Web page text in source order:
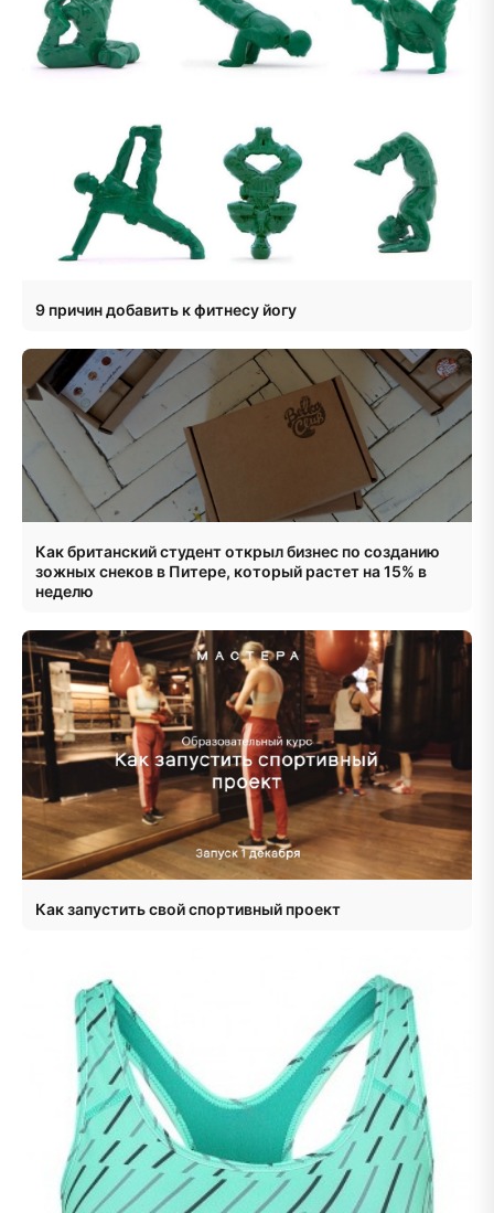
9 причин добавить к фитнесу йогу
Как британский студент открыл бизнес по созданию
зожных снеков в Питере, который растет на 15% в
неделю
Как запустить свой спортивный проект